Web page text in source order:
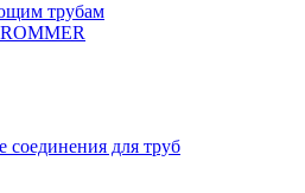
трубам
соединения для труб